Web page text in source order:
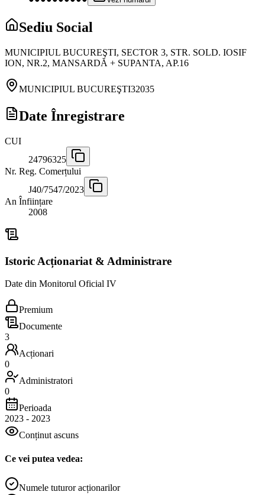
Sediu Social
MUNICIPIUL BUCUREŞTI, SECTOR 3, STR. SOLD. IOSIF
ION, NR.2, MANSARDĂ + SUPANTA, AP.16
MUNICIPIUL BUCUREŞTI32035
Date Înregistrare
CUI
24796325
Nr. Reg. Comerțului
J40/7547/2023
An Înființare
2008
Istoric Acționariat & Administrare
Date din Monitorul Oficial IV
Premium
Documente
3
Acționari
0
Administratori
0
Perioada
2023 - 2023
Conținut ascuns
Ce vei putea vedea:
Numele tuturor acționarilor